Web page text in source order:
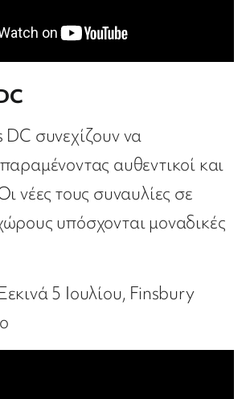
συνεχίζουν να
αυθεντικοί και
νέες τους συναυλίες σε
υπόσχονται μοναδικές
5 Ιουλίου, Finsbury